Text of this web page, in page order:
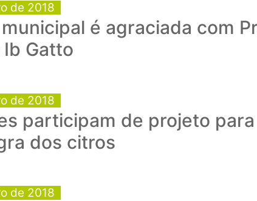
de 2018
é agraciada com
Gatto
de 2018
participam de projeto
dos citros
de 2018